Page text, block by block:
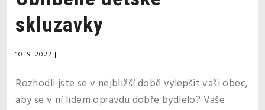
skluzavky
10. 9. 2022 |
Rozhodli jste se v nejbližší době vylepšit vaši obec,
aby se v ní lidem opravdu dobře bydlelo? Vaše